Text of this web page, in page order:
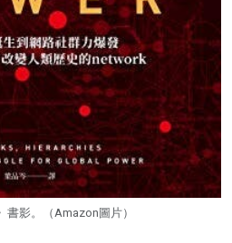
書影。（Amazon圖片）